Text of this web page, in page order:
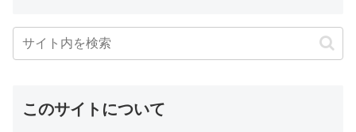
このサイトについて